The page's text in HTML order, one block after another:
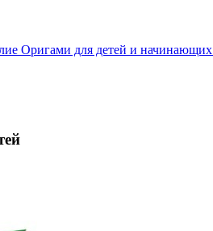
Оригами для детей и начинающих